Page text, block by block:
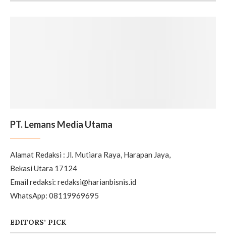
PT. Lemans Media Utama
Alamat Redaksi : Jl. Mutiara Raya, Harapan Jaya,
Bekasi Utara 17124
Email redaksi: redaksi@harianbisnis.id
WhatsApp: 08119969695
EDITORS’ PICK